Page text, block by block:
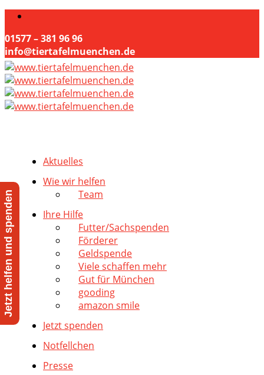
01577 – 381 96 96
info@tiertafelmuenchen.de
Aktuelles
Wie wir helfen
Team
Ihre Hilfe
Futter/Sachspenden
Förderer
Geldspende
Viele schaffen mehr
Gut für München
gooding
amazon smile
Jetzt spenden
Notfellchen
Presse
Jetzt helfen und spenden